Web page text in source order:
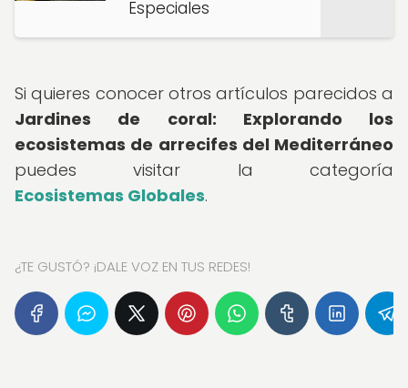
Especiales
Si quieres conocer otros artículos parecidos a
Jardines de coral: Explorando los
ecosistemas de arrecifes del Mediterráneo
puedes visitar la categoría
Ecosistemas Globales.
¿TE GUSTÓ? ¡DALE VOZ EN TUS REDES!